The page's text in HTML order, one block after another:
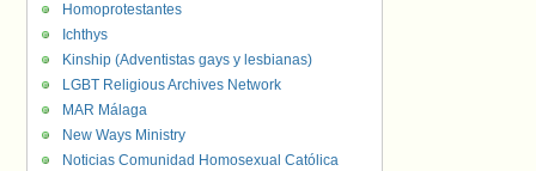
Homoprotestantes
Ichthys
Kinship (Adventistas gays y lesbianas)
LGBT Religious Archives Network
MAR Málaga
New Ways Ministry
Noticias Comunidad Homosexual Católica